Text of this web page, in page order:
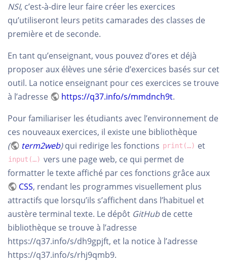
NSI, c’est-à-dire leur faire créer les exercices
qu’utiliseront leurs petits camarades des classes de
première et de seconde.
En tant qu’enseignant, vous pouvez d’ores et déjà
proposer aux élèves une série d’exercices basés sur cet
outil. La notice enseignant pour ces exercices se trouve
à l’adresse
https://q37.info/s/mmdnch9t.
Pour familiariser les étudiants avec l’environnement de
ces nouveaux exercices, il existe une bibliothèque
(
term2web)qui redirige les fonctions print(…) et
input(…) vers une page web, ce qui permet de
formatter le texte affiché par ces fonctions grâce aux
CSS, rendant les programmes visuellement plus
attractifs que lorsqu’ils s’affichent dans l’habituel et
austère terminal texte. Le dépôt GitHubde cette
bibliothèque se trouve à l’adresse
https://q37.info/s/dh9gpjft, et la notice à l’adresse
https://q37.info/s/rhj9qmb9.